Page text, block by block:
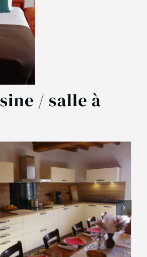
/ salle à